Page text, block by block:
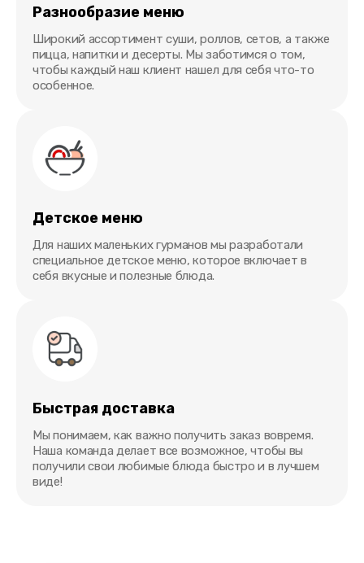
Разнообразие меню
Широкий ассортимент суши, роллов, сетов, а также
пицца, напитки и десерты. Мы заботимся о том,
чтобы каждый наш клиент нашел для себя что-то
особенное.
Детское меню
Для наших маленьких гурманов мы разработали
специальное детское меню, которое включает в
себя вкусные и полезные блюда.
Быстрая доставка
Мы понимаем, как важно получить заказ вовремя.
Наша команда делает все возможное, чтобы вы
получили свои любимые блюда быстро и в лучшем
виде!